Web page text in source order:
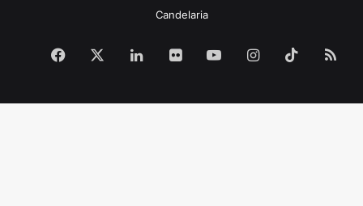
Candelaria
Facebook LinkedInFlickr YouTubeInstagram
TikTok